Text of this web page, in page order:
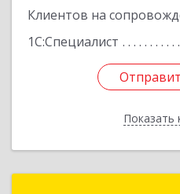
Клиентов на
1С:Специалист
Показать